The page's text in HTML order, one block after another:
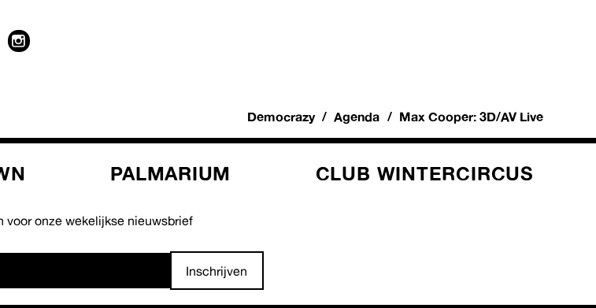
Democrazy Agenda Max Cooper: 3D/AV Live
PALMARIUM CLUB WINTERCIRCUS
voor onze wekelijkse nieuwsbrief
Inschrijven